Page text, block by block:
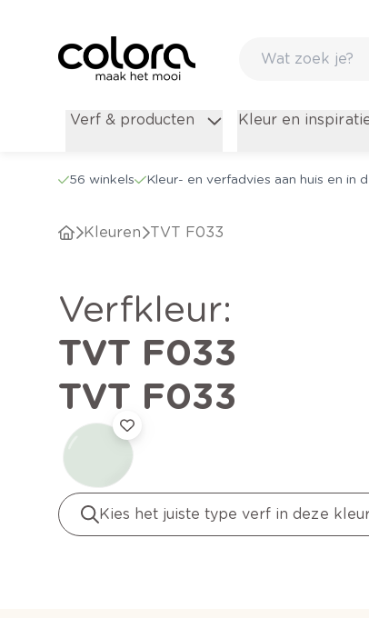
Verf & producten Kleur en
56 winkels Kleur- en verfadvies aan huis en in
Kleuren TVT F033
verfkleur:
TVT F033
TVT F033
Kies het juiste type verf in deze